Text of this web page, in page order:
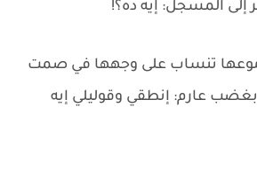
المسجل: إيه ده؟!
تنساب على وجهها في صمت
بغضب عارم: إنطقي وقوليلي إيه